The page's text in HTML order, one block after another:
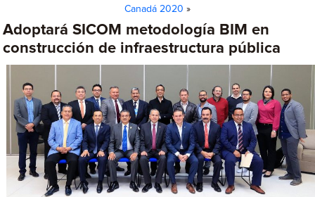
Canadá 2020 »
Adoptará SICOM metodología BIM en
construcción de infraestructura pública